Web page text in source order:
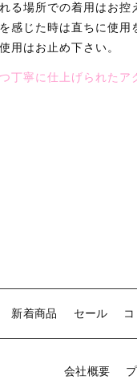
る場所での着用はお控
感じた時は直ちに使
用はお止め下さい。
丁寧に仕上げられた
新着商品 セール
会社概要